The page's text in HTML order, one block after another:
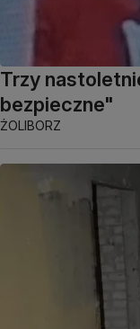
Trzy
bezpieczne"
ŻOLIBORZ